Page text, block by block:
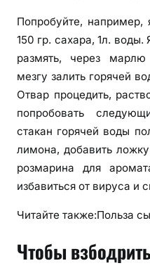
Попробуйте, например,
150 гр. сахара, 1л.
размять, через
мезгу залить горячей
Отвар процедить,
попробовать
стакан горячей воды
лимона, добавить
розмарина для
избавиться от вируса и
Читайте также:Польза
Чтобы